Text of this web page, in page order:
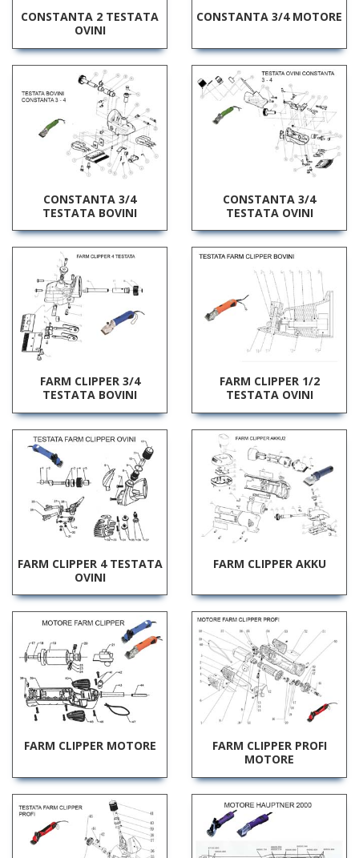
CONSTANTA 2 TESTATA
OVINI
CONSTANTA 3/4 MOTORE
CONSTANTA 3/4
TESTATA BOVINI
CONSTANTA 3/4
TESTATA OVINI
FARM CLIPPER 3/4
TESTATA BOVINI
FARM CLIPPER 1/2
TESTATA OVINI
FARM CLIPPER 4 TESTATA
OVINI
FARM CLIPPER AKKU
FARM CLIPPER MOTORE
FARM CLIPPER PROFI
MOTORE